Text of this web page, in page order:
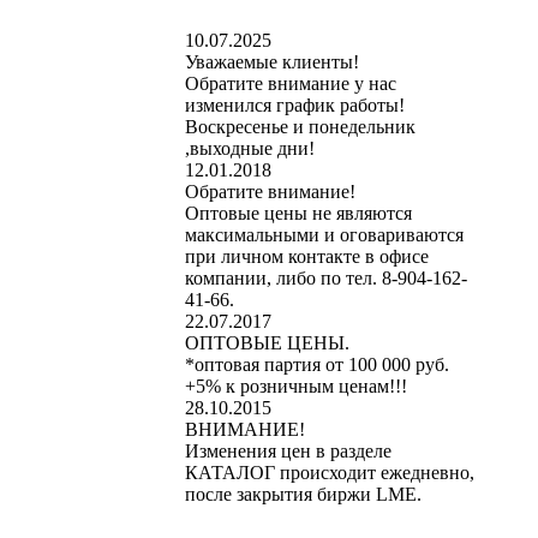
10.07.2025
Уважаемые клиенты!
Обратите внимание у нас
изменился график работы!
Воскресенье и понедельник
,выходные дни!
12.01.2018
Обратите внимание!
Оптовые цены не являются
максимальными и оговариваются
при личном контакте в офисе
компании, либо по тел. 8-904-162-
41-66.
22.07.2017
ОПТОВЫЕ ЦЕНЫ.
*оптовая партия от 100 000 руб.
+5% к розничным ценам!!!
28.10.2015
ВНИМАНИЕ!
Изменения цен в разделе
КАТАЛОГ происходит ежедневно,
после закрытия биржи LME.